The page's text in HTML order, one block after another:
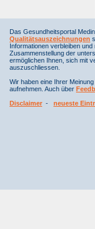
Das Gesundheitsportal
Qualitätsauszeichnungen
Informationen verbleiben
Zusammenstellung der
ermöglichen Ihnen, sich mit
auszuschliessen.
Wir haben eine Ihrer
aufnehmen. Auch über
Disclaimer - neueste